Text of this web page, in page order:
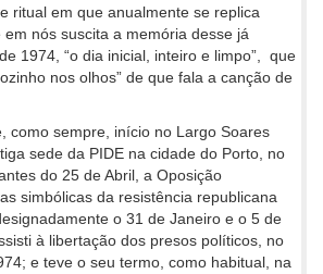
ritual em que anualmente se replica
em nós suscita a memória desse já
1974, “o dia inicial, inteiro e limpo”, que
nos olhos” de que fala a canção de
como sempre, início no Largo Soares
sede da PIDE na cidade do Porto, no
do 25 de Abril, a Oposição
simbólicas da resistência republicana
o 31 de Janeiro e o 5 de
à libertação dos presos políticos, no
e teve o seu termo, como habitual, na